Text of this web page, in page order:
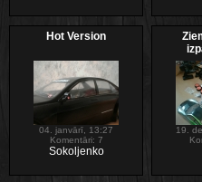
Hot Version
04. janvārī, 13:27
Komentāri: 7
Sokoljenko
19.